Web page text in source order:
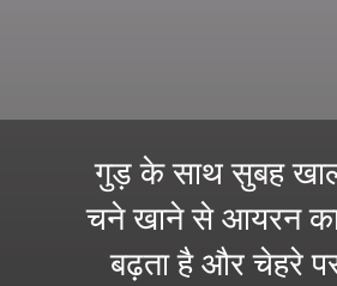
गुड़ के साथ सुबह
चने खाने से आयरन
बढ़ता है और चेहरे